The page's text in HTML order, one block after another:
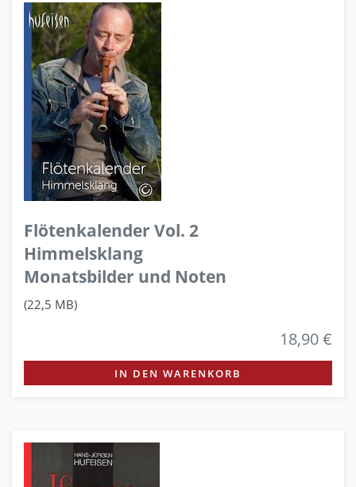
Flötenkalender Vol. 2
Himmelsklang
Monatsbilder und Noten
(22,5 MB)
18,90 €
IN DEN WARENKORB